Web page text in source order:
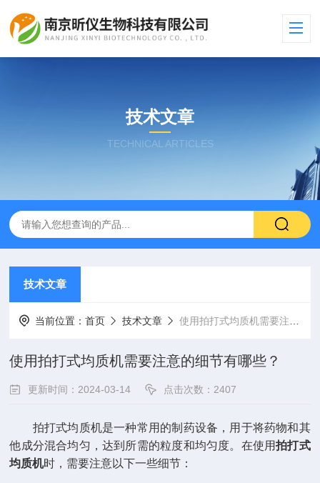
技术文章
TECHNICAL ARTICLES
技术文章
当前位置：首页 技术文章 使用拍打式均质机需要注意的细节有哪些？
使用拍打式均质机需要注意的细节有哪些？
更新时间：2024-03-14 点击次数：2407
拍打式均质机是一种常用的制药设备，用于将药物和其
他成分混合均匀，达到所需的粒度和均匀度。在使用拍打式
均质机时，需要注意以下一些细节：